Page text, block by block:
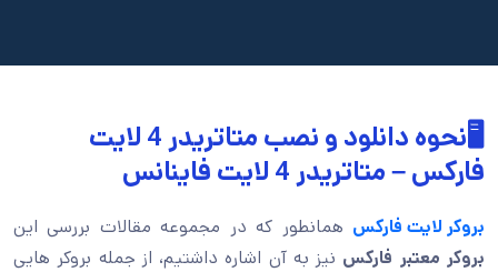
🖥️نحوه دانلود و نصب متاتریدر 4 لایت
فارکس – متاتریدر 4 لایت فاینانس
بروکر لایت فارکس همانطور که در مجموعه مقالات بررسی این
بروکر معتبر فارکس نیز به آن اشاره داشتیم، از جمله بروکر هایی